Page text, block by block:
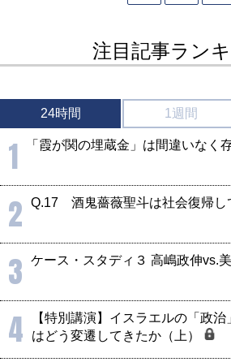
注目記事ラン
24時間 1週間
1 「霞が関の埋蔵金」は間違いなく
2 Q.17 酒鬼薔薇聖斗は社会復帰し
3 ケース・スタディ３ 高嶋政伸vs.
4
【特別講演】イスラエルの「政治
はどう変遷してきたか（上）